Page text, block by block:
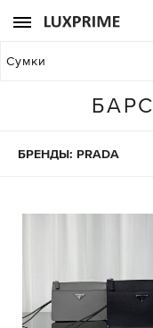
Сумки
БРЕНДЫ: PRADA